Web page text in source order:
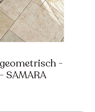
-
SAMARA